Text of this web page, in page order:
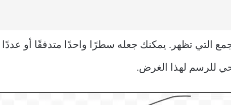
التي تظهر. يمكنك جعله سطرًا واحدًا متدفقًا أو عددًا